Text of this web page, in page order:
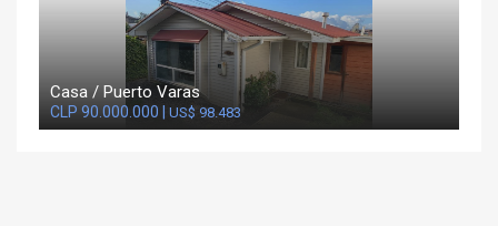
Casa / Puerto Varas
CLP 90.000.000 | US$ 98.483